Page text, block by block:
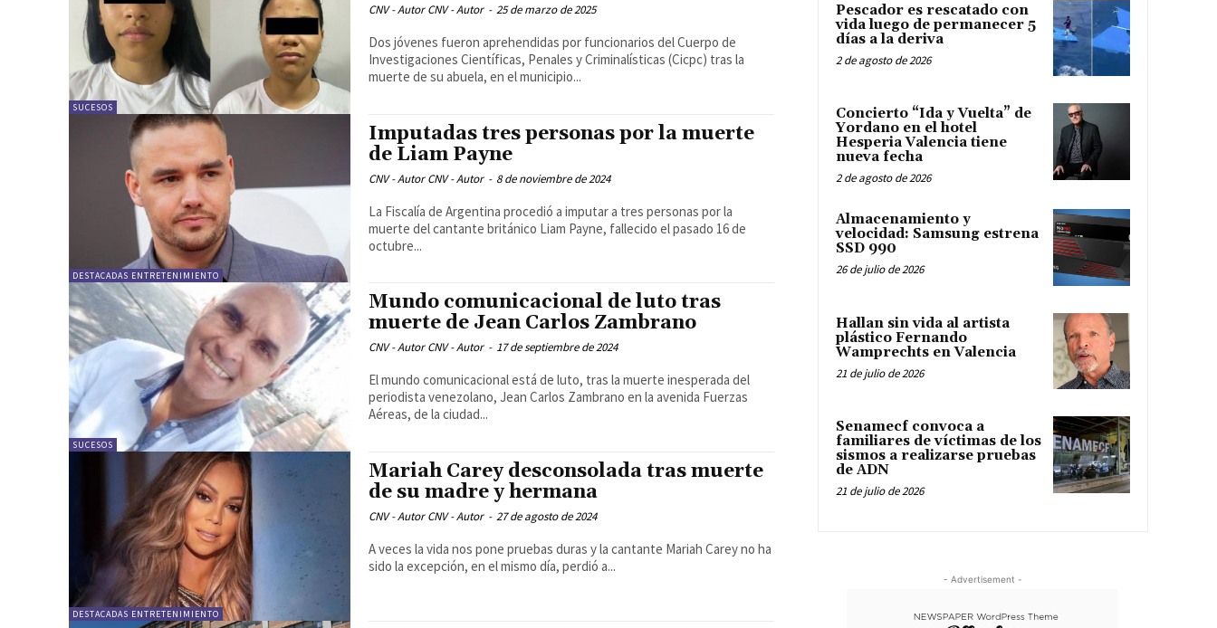
SUCESOS
CNV - Autor CNV - Autor - 25 de marzo de 2025
Dos jóvenes fueron aprehendidas por funcionarios del Cuerpo de
Investigaciones Científicas, Penales y Criminalísticas (Cicpc) tras la
muerte de su abuela, en el municipio...
DESTACADAS ENTRETENIMIENTO
Imputadas tres personas por la muerte
de Liam Payne
CNV - Autor CNV - Autor - 8 de noviembre de 2024
La Fiscalía de Argentina procedió a imputar a tres personas por la
muerte del cantante británico Liam Payne, fallecido el pasado 16 de
octubre...
SUCESOS
Mundo comunicacional de luto tras
muerte de Jean Carlos Zambrano
CNV - Autor CNV - Autor - 17 de septiembre de 2024
El mundo comunicacional está de luto, tras la muerte inesperada del
periodista venezolano, Jean Carlos Zambrano en la avenida Fuerzas
Aéreas, de la ciudad...
DESTACADAS ENTRETENIMIENTO
Mariah Carey desconsolada tras muerte
de su madre y hermana
CNV - Autor CNV - Autor - 27 de agosto de 2024
A veces la vida nos pone pruebas duras y la cantante Mariah Carey no ha
sido la excepción, en el mismo día, perdió a...
Pescador es rescatado con
vida luego de permanecer 5
días a la deriva
2 de agosto de 2026
Concierto “Ida y Vuelta” de
Yordano en el hotel
Hesperia Valencia tiene
nueva fecha
2 de agosto de 2026
Almacenamiento y
velocidad: Samsung estrena
SSD 990
26 de julio de 2026
Hallan sin vida al artista
plástico Fernando
Wamprechts en Valencia
21 de julio de 2026
Senamecf convoca a
familiares de víctimas de los
sismos a realizarse pruebas
de ADN
21 de julio de 2026
- Advertisement -